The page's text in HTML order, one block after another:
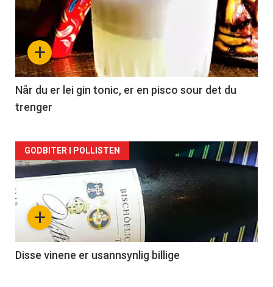
akkurat
nå
-
2
+
Når du er lei gin tonic, er en pisco sour det du
trenger
Forsiden
akkurat
nå
3
+
GODBITER I POLLISTEN
Disse vinene er usannsynlig billige